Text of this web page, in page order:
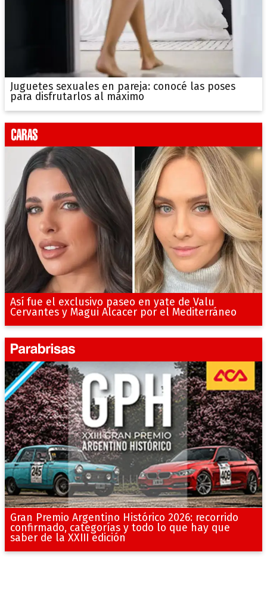
Juguetes sexuales en pareja: conocé las poses
para disfrutarlos al máximo
Así fue el exclusivo paseo en yate de Valu
Cervantes y Magui Alcacer por el Mediterráneo
Gran Premio Argentino Histórico 2026: recorrido
confirmado, categorías y todo lo que hay que
saber de la XXIII edición